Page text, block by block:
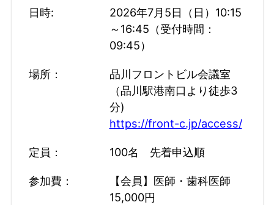
日時:
2026年7月5日（日）10:15
～16:45（受付時間：
09:45）
場所：
品川フロントビル会議室
（品川駅港南口より徒歩3
分)
https://front-c.jp/access/
定員： 100名 先着申込順
参加費：
【会員】医師・歯科医師
15,000円